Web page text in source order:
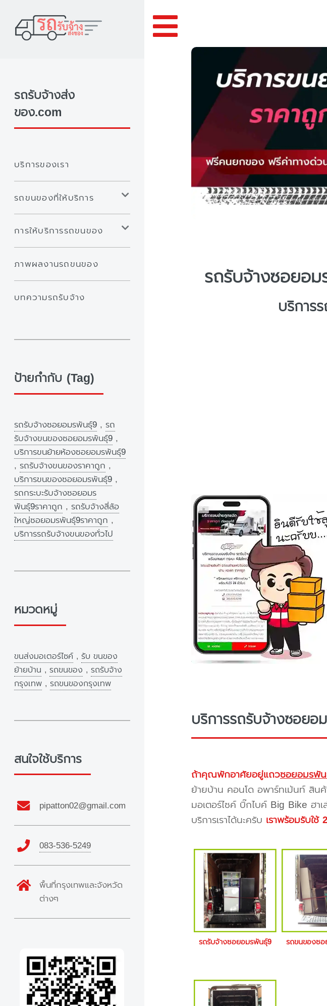
รถรับจ้างซอยอ
บริการ
บริการรถรับจ้างซอยอ
ถ้าคุณพักอาศัยอยู่แถวซอยอมรพั
ย้ายบ้าน คอนโด อพาร์ทเม้นท์ สิน
มอเตอร์ไซค์ บิ๊กไบค์ Big Bike ฮา
บริการเราได้นะครับ เราพร้อมรับใช้
รถรับจ้างซอยอมรพันธุ์9 รถขนของซ
รถรับจ้างส่ง
ของ.com
บริการของเรา
รถขนของที่ให้บริการ
การให้บริการรถขนของ
ภาพผลงานรถขนของ
บทความรถรับจ้าง
ป้ายกำกับ (Tag)
รถรับจ้างซอยอมรพันธุ์9 , รถ
รับจ้างขนของซอยอมรพันธุ์9 ,
บริการขนย้ายห้องซอยอมรพันธุ์9
, รถรับจ้างขนของราคาถูก ,
บริการขนของซอยอมรพันธุ์9 ,
รถกระบะรับจ้างซอยอมร
พันธุ์9ราคาถูก , รถรับจ้างสี่ล้อ
ใหญ่ซอยอมรพันธุ์9ราคาถูก ,
บริการรถรับจ้างขนของทั่วไป
หมวดหมู่
ขนส่งมอเตอร์ไซค์ , รับ ขนของ
ย้ายบ้าน , รถขนของ , รถรับจ้าง
กรุงเทพ , รถขนของกรุงเทพ
สนใจใช้บริการ
pipatton02@gmail.com
083-536-5249
พื้นที่กรุงเทพและจังหวัด
ต่างๆ